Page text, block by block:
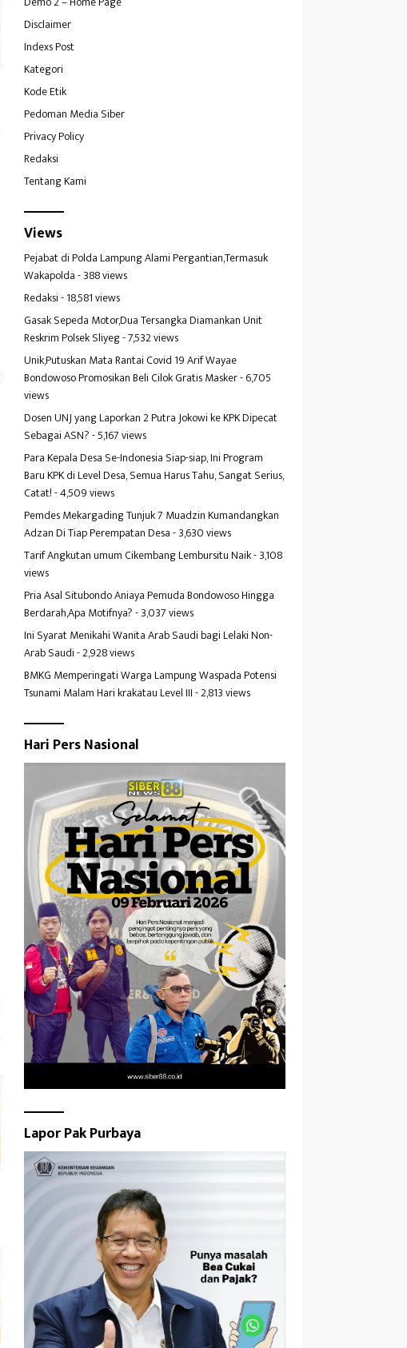
Disclaimer
Indexs Post
Kategori
Kode Etik
Pedoman Media Siber
Privacy Policy
Redaksi
Tentang Kami
Views
Pejabat di Polda Lampung Alami Pergantian,Termasuk
Wakapolda- 388 views
Redaksi- 18,581 views
Gasak Sepeda Motor,Dua Tersangka Diamankan Unit
Reskrim Polsek Sliyeg- 7,532 views
Unik,Putuskan Mata Rantai Covid 19 Arif Wayae
Bondowoso Promosikan Beli Cilok Gratis Masker- 6,705
views
Dosen UNJ yang Laporkan 2 Putra Jokowi ke KPK Dipecat
Sebagai ASN?- 5,167 views
Para Kepala Desa Se-Indonesia Siap-siap, Ini Program
Baru KPK di Level Desa, Semua Harus Tahu, Sangat Serius,
Catat!- 4,509 views
Pemdes Mekargading Tunjuk 7 Muadzin Kumandangkan
Adzan Di Tiap Perempatan Desa- 3,630 views
Tarif Angkutan umum Cikembang Lembursitu Naik- 3,108
views
Pria Asal Situbondo Aniaya Pemuda Bondowoso Hingga
Berdarah,Apa Motifnya?- 3,037 views
Ini Syarat Menikahi Wanita Arab Saudi bagi Lelaki Non-
Arab Saudi- 2,928 views
BMKG Memperingati Warga Lampung Waspada Potensi
Tsunami Malam Hari krakatau Level III- 2,813 views
Hari Pers Nasional
Lapor Pak Purbaya